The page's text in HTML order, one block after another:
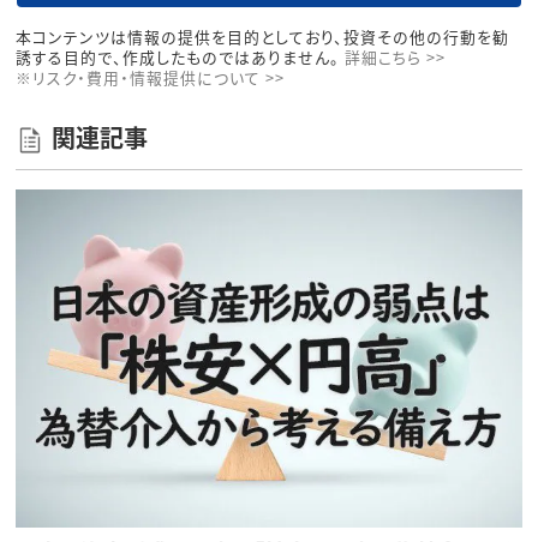
本コンテンツは情報の提供を目的としており、投資その他の行動を勧
誘する目的で、作成したものではありません。 詳細こちら >>
※リスク・費用・情報提供について >>
関連記事